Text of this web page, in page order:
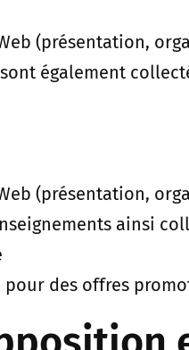
(présentation,
également
(présentation,
ainsi
des offres